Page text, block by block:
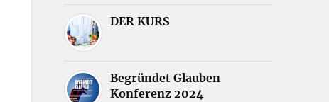
DER KURS
Begründet Glauben
Konferenz 2024